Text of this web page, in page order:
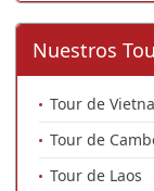
Nuestros
Tour de
Tour de
Tour de Laos